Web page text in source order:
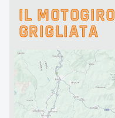
IL
GRIGLIATA